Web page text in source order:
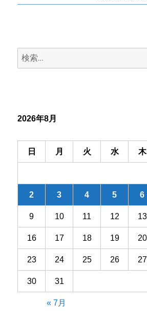
ゲ
ン
検
索:
2026年8月
日 月 火 水 木
2 3 4 5 6
9 10 11 12 13
16 17 18 19 20
23 24 25 26 27
30 31
« 7月